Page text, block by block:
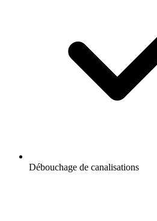
Débouchage de canalisations